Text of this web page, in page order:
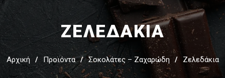
ΖΕΛΕΔΑΚΙΑ
Αρχική Προϊόντα Σοκολάτες – Ζαχαρώδη Ζελεδάκια